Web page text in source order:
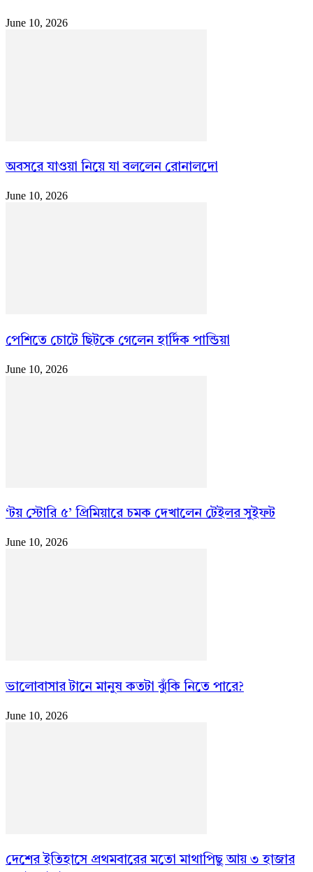
June 10, 2026
অবসরে যাওয়া নিয়ে যা বললেন রোনালদো
June 10, 2026
পেশিতে চোটে ছিটকে গেলেন হার্দিক পান্ডিয়া
June 10, 2026
‘টয় স্টোরি ৫’ প্রিমিয়ারে চমক দেখালেন টেইলর সুইফট
June 10, 2026
ভালোবাসার টানে মানুষ কতটা ঝুঁকি নিতে পারে?
June 10, 2026
দেশের ইতিহাসে প্রথমবারের মতো মাথাপিছু আয় ৩ হাজার